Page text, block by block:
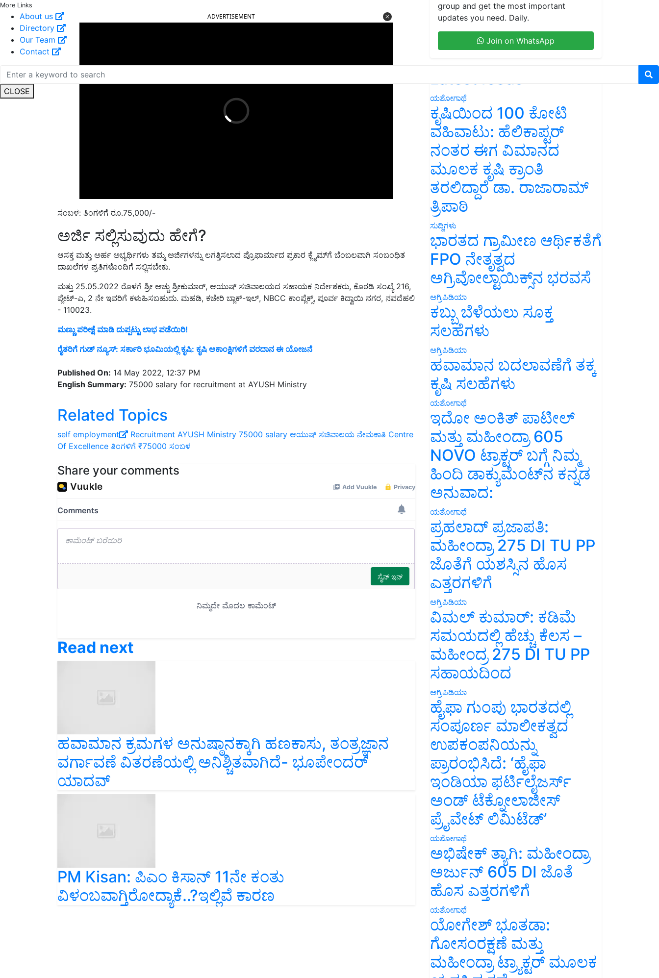
More Links
About us
Directory
Our Team
Contact
CLOSE
ಸಂಬಳ: ತಿಂಗಳಿಗೆ ರೂ.75,000/-
ಅರ್ಜಿ ಸಲ್ಲಿಸುವುದು ಹೇಗೆ?
ಆಸಕ್ತ ಮತ್ತು ಅರ್ಹ ಅಭ್ಯರ್ಥಿಗಳು ತಮ್ಮ ಅರ್ಜಿಗಳನ್ನು ಲಗತ್ತಿಸಲಾದ ಪ್ರೊಫಾರ್ಮಾದ ಪ್ರಕಾರ ಕ್ಲೈಮ್‌ಗೆ ಬೆಂಬಲವಾಗಿ ಸಂಬಂಧಿತ
ದಾಖಲೆಗಳ ಪ್ರತಿಗಳೊಂದಿಗೆ ಸಲ್ಲಿಸಬೇಕು.
ಮತ್ತು 25.05.2022 ರೊಳಗೆ ಶ್ರೀ ಅಚ್ಚು ಶ್ರೀಕುಮಾರ್, ಆಯುಷ್ ಸಚಿವಾಲಯದ ಸಹಾಯಕ ನಿರ್ದೇಶಕರು, ಕೊಠಡಿ ಸಂಖ್ಯೆ 216,
ಪ್ಲೇಟ್-ಎ, 2 ನೇ ಇವರಿಗೆ ಕಳುಹಿಸಬಹುದು. ಮಹಡಿ, ಕಚೇರಿ ಬ್ಲಾಕ್-ಇಲ್, NBCC ಕಾಂಪ್ಲೆಕ್ಸ್, ಪೂರ್ವ ಕಿದ್ವಾಯಿ ನಗರ, ನವದೆಹಲಿ
- 110023.
ರೈತರಿಗೆ ಗುಡ್ ನ್ಯೂಸ್: ಸರ್ಕಾರಿ ಭೂಮಿಯಲ್ಲಿ ಕೃಷಿ: ಕೃಷಿ ಆಕಾಂಕ್ಷಿಗಳಿಗೆ ವರದಾನ ಈ ಯೋಜನೆ
English Summary:75000 salary for recruitment at AYUSH Ministry
Related Topics
self employment Recruitment
Of Excellence ತಿಂಗಳಿಗೆ ₹75000 ಸಂಬಳ
ಹವಾಮಾನ ಕ್ರಮಗಳ ಅನುಷ್ಠಾನಕ್ಕಾಗಿ ಹಣಕಾಸು, ತಂತ್ರಜ್ಞಾನ
ವರ್ಗಾವಣೆ ವಿತರಣೆಯಲ್ಲಿ ಅನಿಶ್ಚಿತವಾಗಿದೆ- ಭೂಪೇಂದರ್
ಯಾದವ್
PM Kisan: ಪಿಎಂ ಕಿಸಾನ್‌ 11ನೇ ಕಂತು
ವಿಳಂಬವಾಗ್ತಿರೋದ್ಯಾಕೆ..?ಇಲ್ಲಿವೆ ಕಾರಣ
group and get the most important
updates you need. Daily.
Join on WhatsApp
Latest feeds
ಯಶೋಗಾಥೆ
ಕೃಷಿಯಿಂದ 100 ಕೋಟಿ
ವಹಿವಾಟು: ಹೆಲಿಕಾಪ್ಟರ್
ನಂತರ ಈಗ ವಿಮಾನದ
ಮೂಲಕ ಕೃಷಿ ಕ್ರಾಂತಿ
ತರಲಿದ್ದಾರೆ ಡಾ. ರಾಜಾರಾಮ್
ತ್ರಿಪಾಠಿ
ಸುದ್ದಿಗಳು
ಭಾರತದ ಗ್ರಾಮೀಣ ಆರ್ಥಿಕತೆಗೆ
FPO ನೇತೃತ್ವದ
ಅಗ್ರಿವೋಲ್ಟಾಯಿಕ್ಸ್‌ನ ಭರವಸೆ
ಅಗ್ರಿಪಿಡಿಯಾ
ಕಬ್ಬು ಬೆಳೆಯಲು ಸೂಕ್ತ
ಸಲಹೆಗಳು
ಅಗ್ರಿಪಿಡಿಯಾ
ಹವಾಮಾನ ಬದಲಾವಣೆಗೆ ತಕ್ಕ
ಕೃಷಿ ಸಲಹೆಗಳು
ಯಶೋಗಾಥೆ
ಇದೋ ಅಂಕಿತ್ ಪಾಟೀಲ್
ಮತ್ತು ಮಹೀಂದ್ರಾ 605
NOVO ಟ್ರಾಕ್ಟರ್ ಬಗ್ಗೆ ನಿಮ್ಮ
ಹಿಂದಿ ಡಾಕ್ಯುಮೆಂಟ್‌ನ ಕನ್ನಡ
ಅನುವಾದ:
ಯಶೋಗಾಥೆ
ಪ್ರಹಲಾದ್ ಪ್ರಜಾಪತಿ:
ಮಹೀಂದ್ರಾ 275 DI TU PP
ಜೊತೆಗೆ ಯಶಸ್ಸಿನ ಹೊಸ
ಎತ್ತರಗಳಿಗೆ
ಅಗ್ರಿಪಿಡಿಯಾ
ವಿಮಲ್ ಕುಮಾರ್: ಕಡಿಮೆ
ಸಮಯದಲ್ಲಿ ಹೆಚ್ಚು ಕೆಲಸ –
ಮಹೀಂದ್ರ 275 DI TU PP
ಸಹಾಯದಿಂದ
ಅಗ್ರಿಪಿಡಿಯಾ
ಹೈಫಾ ಗುಂಪು ಭಾರತದಲ್ಲಿ
ಸಂಪೂರ್ಣ ಮಾಲೀಕತ್ವದ
ಉಪಕಂಪನಿಯನ್ನು
ಪ್ರಾರಂಭಿಸಿದೆ: ‘ಹೈಫಾ
ಇಂಡಿಯಾ ಫರ್ಟಿಲೈಜರ್ಸ್
ಅಂಡ್ ಟೆಕ್ನೋಲಾಜೀಸ್
ಪ್ರೈವೇಟ್ ಲಿಮಿಟೆಡ್’
ಯಶೋಗಾಥೆ
ಅಭಿಷೇಕ್ ತ್ಯಾಗಿ: ಮಹೀಂದ್ರಾ
ಅರ್ಜುನ್ 605 DI ಜೊತೆ
ಹೊಸ ಎತ್ತರಗಳಿಗೆ
ಯಶೋಗಾಥೆ
ಯೋಗೇಶ್ ಭೂತಡಾ:
ಗೋಸಂರಕ್ಷಣೆ ಮತ್ತು
ಮಹೀಂದ್ರಾ ಟ್ರ್ಯಾಕ್ಟರ್ ಮೂಲಕ